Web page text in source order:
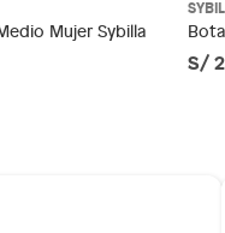
productos para
tecnología, línea
Mujer Sybilla
S/